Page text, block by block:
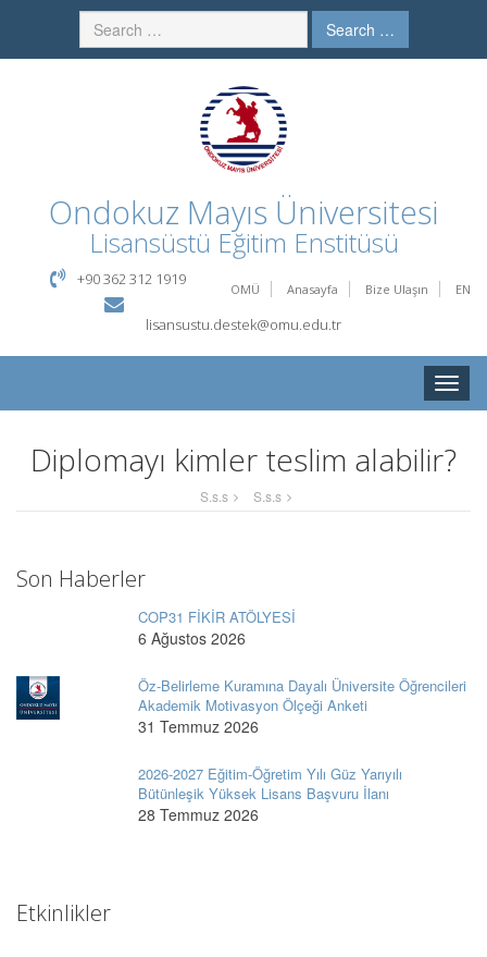
Search …
Ondokuz Mayıs Üniversitesi
Lisansüstü Eğitim Enstitüsü
OMÜ Anasayfa Bize Ulaşın EN
+90 362 312 1919
lisansustu.destek@omu.edu.tr
Toggle
Diplomayı kimler teslim alabilir?
S.s.s S.s.s
Son Haberler
COP31 FİKİR ATÖLYESİ
6 Ağustos 2026
Öz-Belirleme Kuramına Dayalı Üniversite Öğrencileri
Akademik Motivasyon Ölçeği Anketi
31 Temmuz 2026
2026-2027 Eğitim-Öğretim Yılı Güz Yarıyılı
Bütünleşik Yüksek Lisans Başvuru İlanı
28 Temmuz 2026
Etkinlikler